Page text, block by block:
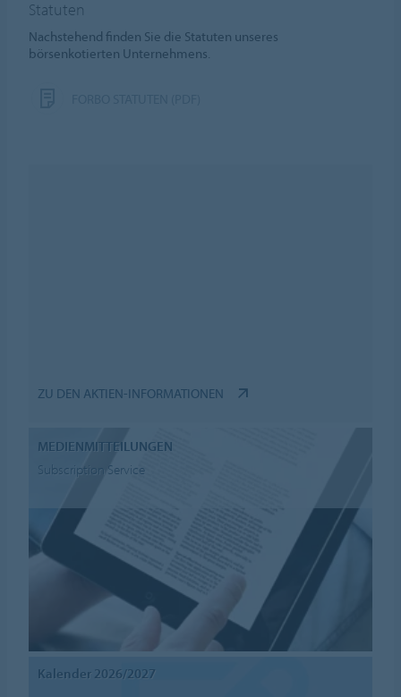
Statuten
Nachstehend finden Sie die Statuten unseres
börsenkotierten Unternehmens.
ZU DEN AKTIEN-INFORMATIONEN
MEDIENMITTEILUNGEN
Subscription Service
Kalender 2026/2027